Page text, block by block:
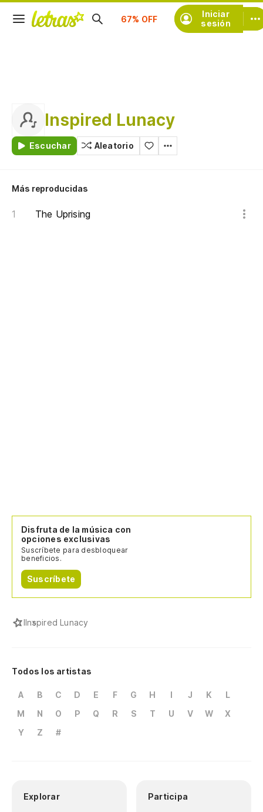
Iniciar
sesión
Suscríbete
Inspired Lunacy
Escuchar Aleatorio
Más reproducidas
The Uprising
Disfruta de la música con
opciones exclusivas
Suscríbete para desbloquear
beneficios.
Suscríbete
IInspired Lunacy
Todos los artistas
A B C D E F G H I J K
L
M
N O P Q R S T U V W
X
Y
Z #
Explorar Participa